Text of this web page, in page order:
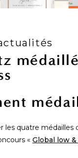
les quatre
« Global low